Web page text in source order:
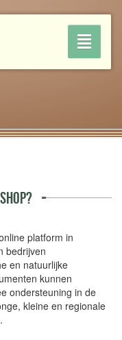
Toggle
platform in
bedrijven
en natuurlijke
kunnen
ondersteuning in de
kleine en regionale